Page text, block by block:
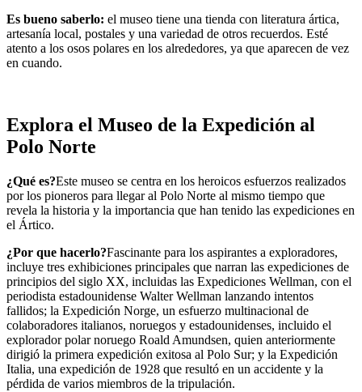
Es bueno saberlo: el museo tiene una tienda con literatura ártica,
artesanía local, postales y una variedad de otros recuerdos. Esté
atento a los osos polares en los alrededores, ya que aparecen de vez
en cuando.
Explora el Museo de la Expedición al
Polo Norte
¿Qué es?Este museo se centra en los heroicos esfuerzos realizados
por los pioneros para llegar al Polo Norte al mismo tiempo que
revela la historia y la importancia que han tenido las expediciones en
el Ártico.
¿Por que hacerlo?Fascinante para los aspirantes a exploradores,
incluye tres exhibiciones principales que narran las expediciones de
principios del siglo XX, incluidas las Expediciones Wellman, con el
periodista estadounidense Walter Wellman lanzando intentos
fallidos; la Expedición Norge, un esfuerzo multinacional de
colaboradores italianos, noruegos y estadounidenses, incluido el
explorador polar noruego Roald Amundsen, quien anteriormente
dirigió la primera expedición exitosa al Polo Sur; y la Expedición
Italia, una expedición de 1928 que resultó en un accidente y la
pérdida de varios miembros de la tripulación.